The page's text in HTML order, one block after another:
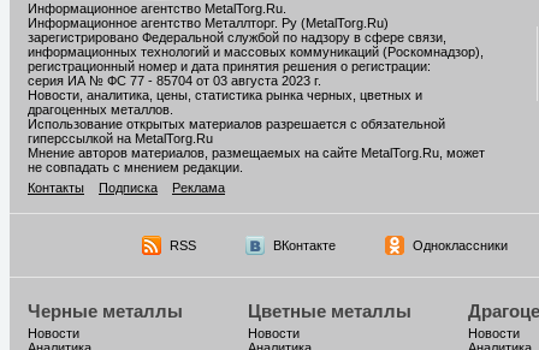
Информационное агентство MetalTorg.Ru
Информационное агентство Металлторг. Ру (MetalTorg.Ru)
зарегистрировано Федеральной службой по надзору в сфере связи,
информационных технологий и массовых коммуникаций (Роскомнадзор),
регистрационный номер и дата принятия решения о регистрации:
серия ИА № ФС 77 - 85704 от 03 августа 2023 г.
Новости, аналитика, цены, статистика рынка черных, цветных и
драгоценных металлов.
Использование открытых материалов разрешается с обязательной
гиперссылкой на MetalTorg.Ru
Мнение авторов материалов, размещаемых на сайте MetalTorg.Ru, может
не совпадать с мнением редакции.
Контакты
Подписка Реклама
RSS ВКонтакте Одноклассники
Черные металлы
Новости
Цветные металлы
Новости
Новости